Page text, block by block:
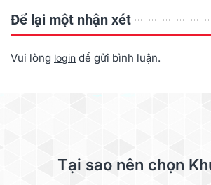
Để lại một nhận xét
Vui lòng login để gửi bình luận.
Tại sao nên chọn